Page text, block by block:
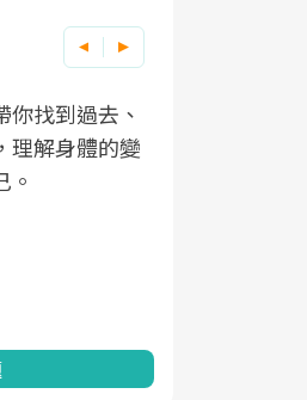
找到過去、
理解身體的變